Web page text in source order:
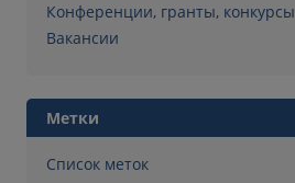
Конференции, гранты, конкурсы
Вакансии
Метки
Список меток